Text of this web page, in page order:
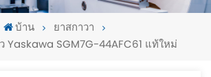
บ้าน
ยาสกาวา
Yaskawa SGM7G-44AFC61 แท้ใหม่